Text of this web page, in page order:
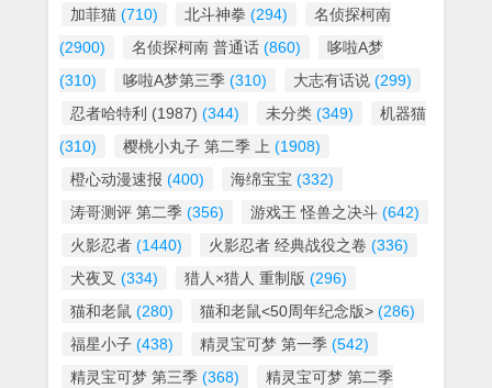
加菲猫 (710) 北斗神拳 (294)
名侦探柯南
(2900)
名侦探柯南 普通话 (860)
哆啦A梦
(310)
哆啦A梦第三季 (310) 大志有话说 (299)
忍者哈特利 (1987) (344) 未分类 (349)
机器猫
(310)
樱桃小丸子 第二季 上 (1908)
橙心动漫速报 (400) 海绵宝宝 (332)
涛哥测评 第二季 (356) 游戏王 怪兽之决斗 (642)
火影忍者 (1440) 火影忍者 经典战役之卷 (336)
犬夜叉 (334) 猎人×猎人 重制版 (296)
猫和老鼠 (280) 猫和老鼠<50周年纪念版> (286)
福星小子 (438) 精灵宝可梦 第一季 (542)
精灵宝可梦 第三季 (368)
精灵宝可梦 第二季